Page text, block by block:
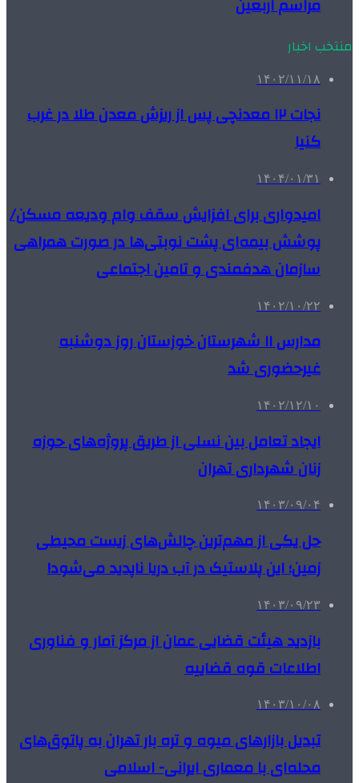
مراسم اربعین
منتخب اخبار
۱۴۰۲/۱۱/۱۸
نجات ۱۲ معدنچی پس از ریزش معدن طلا در غرب
کنیا
۱۴۰۴/۰۱/۳۱
امیدواری برای افزایش سقف وام ودیعه مسکن/
پوشش بیمه‌ای پشت نوبتی‌ها در صورت همراهی
سازمان هدفمندی و تامین اجتماعی
۱۴۰۲/۱۰/۲۲
مدارس ۱۱ شهرستان خوزستان روز دوشنبه
غیرحضوری شد
۱۴۰۲/۱۲/۱۰
ایجاد تعامل بین نسلی از طریق پروژه‌های حوزه
زنان شهرداری تهران
۱۴۰۳/۰۹/۰۴
حل یکی از مهم‌ترین چالش‌های زیست محیطی
زمین؛ این پلاستیک در آب دریا ناپدید می‌شود!
۱۴۰۳/۰۹/۲۳
بازدید هیئت قضایی عمان از مرکز آمار و فناوری
اطلاعات قوه قضاییه
۱۴۰۳/۱۰/۰۸
تبدیل بازارهای میوه و تره بار تهران به پاتوق‌های
محله‌ای با معماری ایرانی- اسلامی